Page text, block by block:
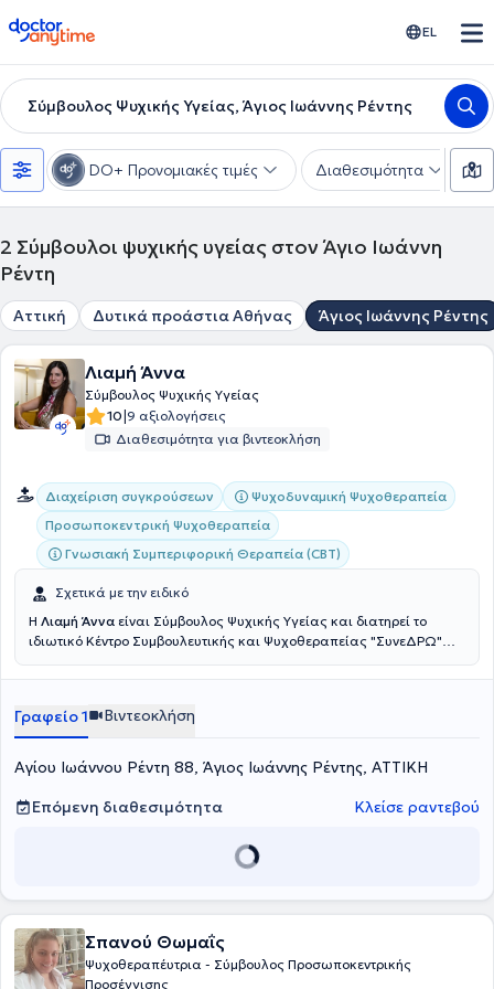
doctoranytime EL
Σύμβουλος Ψυχικής Υγείας, Άγιος Ιωάννης Ρέντης
DO+ Προνομιακές τιμές Διαθεσιμότητα
2 Σύμβουλοι ψυχικής υγείας στον Άγιο Ιωάννη
Ρέντη
Αττική Δυτικά προάστια Αθήνας Άγιος Ιωάννης Ρέντης
Λιαμή Άννα
Σύμβουλος Ψυχικής Υγείας
10|9 αξιολογήσεις
Διαθεσιμότητα για βιντεοκλήση
Διαχείριση συγκρούσεων
Ψυχοδυναμική Ψυχοθεραπεία
Προσωποκεντρική Ψυχοθεραπεία
Γνωσιακή Συμπεριφορική Θεραπεία (CBT)
Σχετικά με την ειδικό
Η Λιαμή Άννα είναι Σύμβουλος Ψυχικής Υγείας και διατηρεί το
ιδιωτικό Κέντρο Συμβουλευτικής και Ψυχοθεραπείας "ΣυνεΔΡΩ"
ενώ δέχεται και διαδικτυακά ραντεβού. Φροντίζει για την
κατανόηση του εαυτού. Στόχος στην Συμβουλευτική Ψυχικής Υγείας
είναι η φροντίδα του εαυτού εκείνου, που κάποιες στιγμές ίσως
παύουμε να αφουγκραζόμαστε. Έχει ολοκληρώσει τις σπουδές της
στην Συμβουλευτική και την Ψυχοθεραπεία στο Metropolitan
College καθώς και μεταπτυχιακό.
Γραφείο 1 Βιντεοκλήση
Αγίου Ιωάννου Ρέντη 88, Άγιος Ιωάννης Ρέντης, ΑΤΤΙΚΗ
Επόμενη διαθεσιμότητα
Κλείσε ραντεβού
Σπανού Θωμαΐς
Ψυχοθεραπέυτρια - Σύμβουλος Προσωποκεντρικής
Προσέγγισης